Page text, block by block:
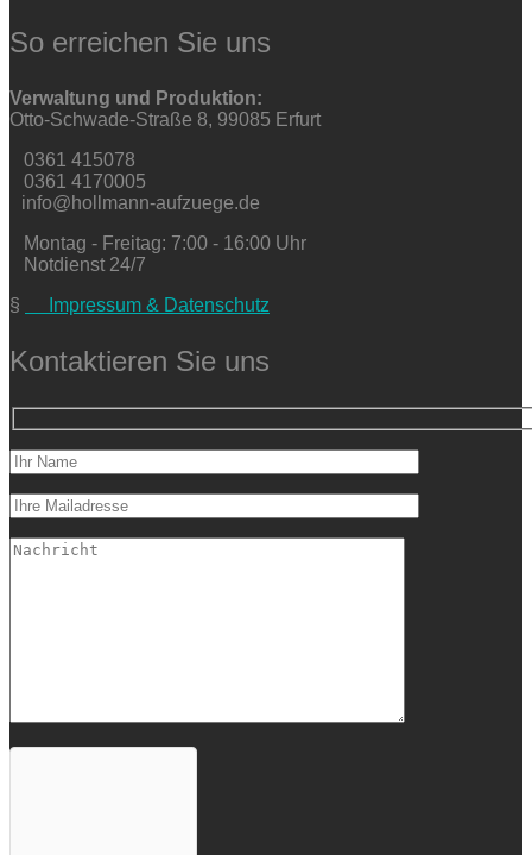
So erreichen Sie uns
Verwaltung und Produktion:
Otto-Schwade-Straße 8, 99085 Erfurt
0361 415078
0361 4170005
info@hollmann-aufzuege.de
Montag - Freitag: 7:00 - 16:00 Uhr
Notdienst 24/7
§
Impressum & Datenschutz
Kontaktieren Sie uns